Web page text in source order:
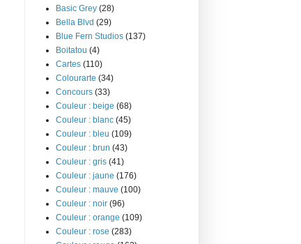
Basic Grey (28)
Bella Blvd (29)
Blue Fern Studios (137)
Boitatou (4)
Cartes (110)
Colourarte (34)
Concours (33)
Couleur : beige (68)
Couleur : blanc (45)
Couleur : bleu (109)
Couleur : brun (43)
Couleur : gris (41)
Couleur : jaune (176)
Couleur : mauve (100)
Couleur : noir (96)
Couleur : orange (109)
Couleur : rose (283)